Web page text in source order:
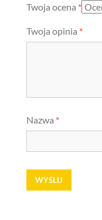
Twoja ocena *
Twoja opinia *
Nazwa *